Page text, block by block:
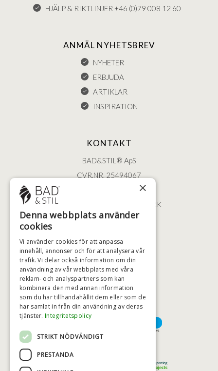
HJÄLP & RIKTLINJER +46 (0)79 008 12 60
ANMÄL NYHETSBREV
NYHETER
ERBJUDA
ARTIKLAR
INSPIRATION
KONTAKT
BAD&STIL® ApS
CVR.NR. 25494067
ØSTERBROGADE 202
2100 KØBENHAVN • DANMARK
+46 (0)79 008 12 60
HÖGSTA KREDITVÄRDIGHET
BETALNINGSALTERNATIV
×
Denna webbplats använder
cookies
Vi använder cookies för att anpassa
innehåll, annonser och för att analysera vår
trafik. Vi delar också information om din
användning av vår webbplats med våra
reklam- och analyspartners som kan
kombinera den med annan information
som du har tillhandahållit dem eller som de
har samlat in från din användning av deras
tjänster. Integritetspolicy
STRIKT NÖDVÄNDIGT
PRESTANDA